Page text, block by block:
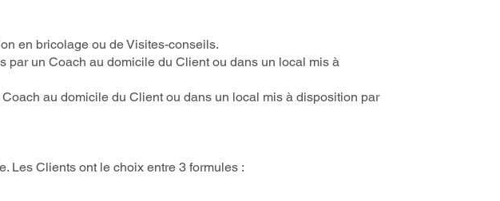
en bricolage ou de Visites-conseils.
par un Coach au domicile du Client ou dans un local mis à
au domicile du Client ou dans un local mis à disposition par
Les Clients ont le choix entre 3 formules :